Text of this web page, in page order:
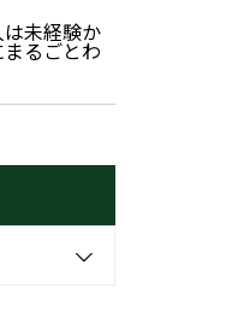
未経験か
るごとわ